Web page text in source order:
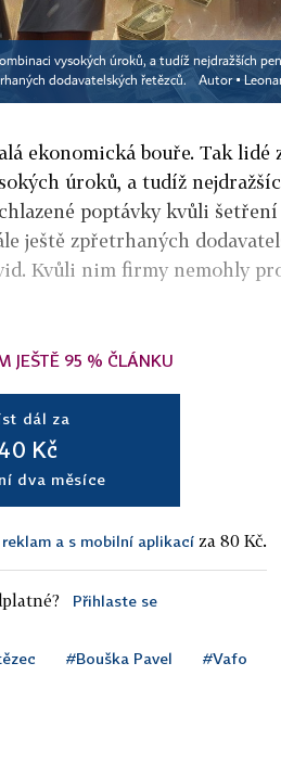
vysokých úroků, a tudíž nejdražších
dodavatelských řetězců.
Autor ▪
ekonomická bouře. Tak lidé
úroků, a tudíž
poptávky kvůli šetření
ještě zpřetrhaných
Kvůli nim firmy nemohly
JEŠTĚ 95 % ČLÁNKU
dál za
40 Kč
dva měsíce
a s mobilní aplikací za 80 Kč.
Přihlaste se
#Bouška Pavel #Vafo